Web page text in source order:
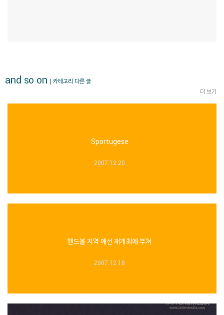
and so on | 카테고리 다른 글
더 보기
Sportugese
2007.12.20
핸드볼 지역 예선 재개최에 부쳐
2007.12.18